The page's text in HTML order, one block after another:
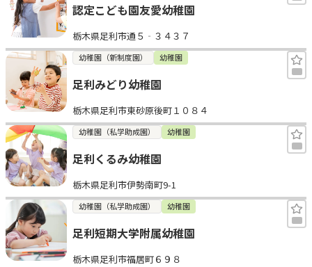
認定こども園友愛幼稚園
栃木県足利市通５‐３４３７
幼稚園（新制度園） 幼稚園
足利みどり幼稚園
栃木県足利市東砂原後町１０８４
幼稚園（私学助成園） 幼稚園
足利くるみ幼稚園
栃木県足利市伊勢南町9-1
幼稚園（私学助成園） 幼稚園
足利短期大学附属幼稚園
栃木県足利市福居町６９８